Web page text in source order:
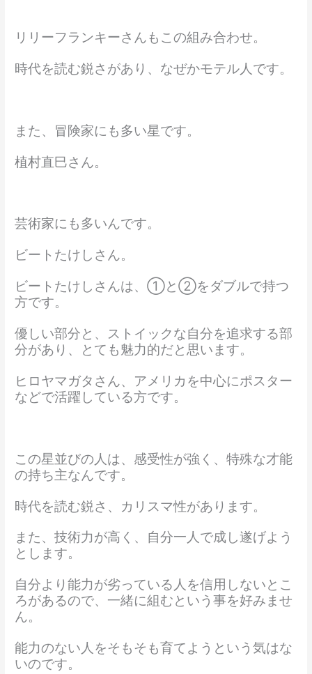
リリーフランキーさんもこの組み合わせ。
時代を読む鋭さがあり、なぜかモテル人です。
また、冒険家にも多い星です。
植村直巳さん。
芸術家にも多いんです。
ビートたけしさん。
ビートたけしさんは、①と②をダブルで持つ
方です。
優しい部分と、ストイックな自分を追求する部
分があり、とても魅力的だと思います。
ヒロヤマガタさん、アメリカを中心にポスター
などで活躍している方です。
この星並びの人は、感受性が強く、特殊な才能
の持ち主なんです。
時代を読む鋭さ、カリスマ性があります。
また、技術力が高く、自分一人で成し遂げよう
とします。
自分より能力が劣っている人を信用しないとこ
ろがあるので、一緒に組むという事を好みませ
ん。
能力のない人をそもそも育てようという気はな
いのです。